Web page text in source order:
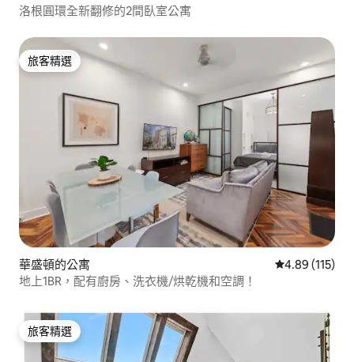
洛根圓環全新翻修的2間臥室公寓
旅客精選
旅客精選
華盛頓的公寓 從 115 則評價
4.89 (115)
地上1BR，配有廚房、洗衣機/烘乾機和空調！
旅客精選
旅客精選